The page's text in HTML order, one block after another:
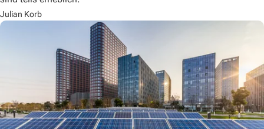
Julian Korb